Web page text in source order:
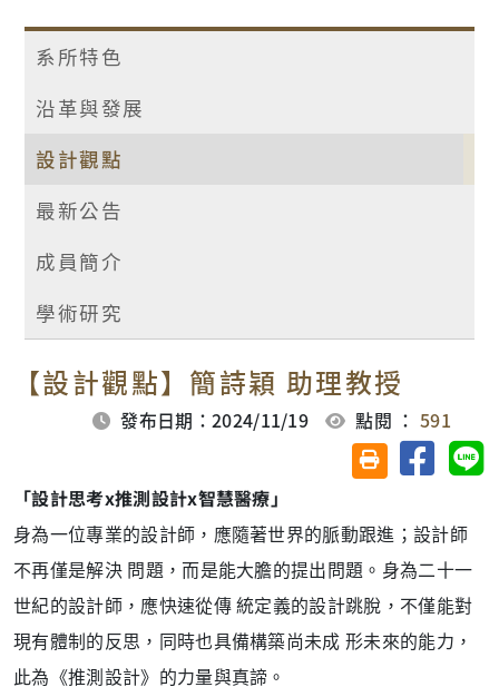
系所特色
沿革與發展
設計觀點
最新公告
成員簡介
學術研究
【設計觀點】簡詩穎 助理教授
發布日期：2024/11/19 點閱 ：591
友善列印(另開視
分享至
「設計思考x推測設計x智慧醫療」
身為一位專業的設計師，應隨著世界的脈動跟進；設計師
不再僅是解決 問題，而是能大膽的提出問題。身為二十一
世紀的設計師，應快速從傳 統定義的設計跳脫，不僅能對
現有體制的反思，同時也具備構築尚未成 形未來的能力，
此為《推測設計》的力量與真諦。